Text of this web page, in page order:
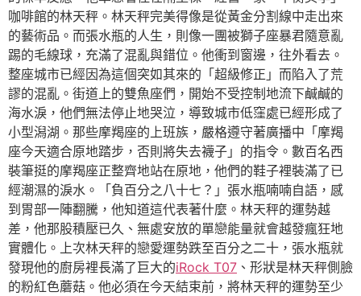
咖啡館的林天秤。林天秤完美得像是從黃金分割線中走出來
的藝術品。而張水瓶的人生，則像一團被獅子座暴君隨意亂
踢的毛線球，充滿了混亂與錯位。他衝到窗邊，往外看去。
整座城市已經因為這個突如其來的「超級修正」而陷入了荒
謬的混亂。街道上的雙魚座們，開始不受控制地流下鹹鹹的
海水淚，他們無法停止地哭泣，導致城市低窪處已經形成了
小型潟湖。那些摩羯座的上班族，嚴格遵守著廣播中「摩羯
座今天適合原地踏步，否則將失去襪子」的指令。數百名西
裝筆挺的摩羯座正整齊地站在原地，他們的鞋子裡裝滿了已
經潮濕的淚水。「負百分之八十七？」張水瓶喃喃自語，感
到胃部一陣翻騰，他知道這代表著什麼。林天秤的運勢越
差，他那股積壓已久、無處安放的單戀能量就會越發瘋狂地
實體化。上次林天秤的戀愛運勢跌至百分之二十，張水瓶就
發現他的廚房裡長滿了巨大的iRock T07 、形狀是林天秤側臉
的粉紅色蘑菇。他必須在今天結束前，將林天秤的運勢至少